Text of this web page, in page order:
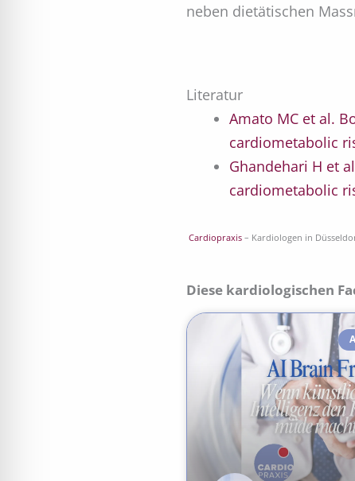
neben dietätischen
Literatur
Amato MC et al.
cardiometabolic
Ghandehari H et
cardiometabolic
Cardiopraxis – Kardiologen in
Diese kardiologischen